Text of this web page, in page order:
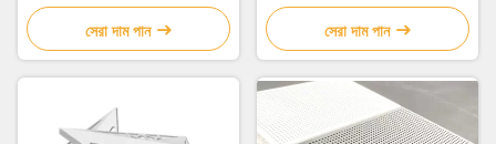
সেরা দাম পান সেরা দাম পান